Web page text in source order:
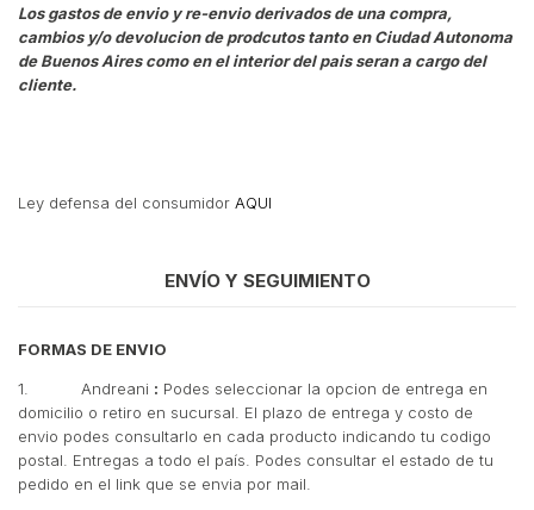
Los gastos de envio y re-envio derivados de una compra,
cambios y/o devolucion de prodcutos tanto en Ciudad Autonoma
de Buenos Aires como en el interior del pais seran a cargo del
cliente.
Ley defensa del consumidor AQUI
ENVÍO Y SEGUIMIENTO
FORMAS DE ENVIO
1. Andreani : Podes seleccionar la opcion de entrega en
domicilio o retiro en sucursal. El plazo de entrega y costo de
envio podes consultarlo en cada producto indicando tu codigo
postal. Entregas a todo el país. Podes consultar el estado de tu
pedido en el link que se envia por mail.